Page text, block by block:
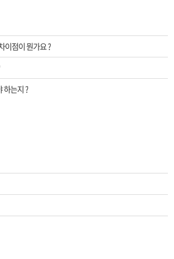
이점이 뭔가요 ?
하는지 ?